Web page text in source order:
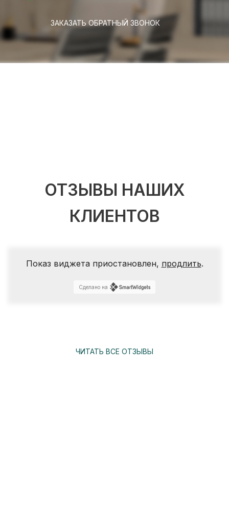
ЗАКАЗАТЬ ОБРАТНЫЙ ЗВОНОК
ОТЗЫВЫ НАШИХ
КЛИЕНТОВ
Показ виджета приостановлен, продлить.
Сделано на
ЧИТАТЬ ВСЕ ОТЗЫВЫ